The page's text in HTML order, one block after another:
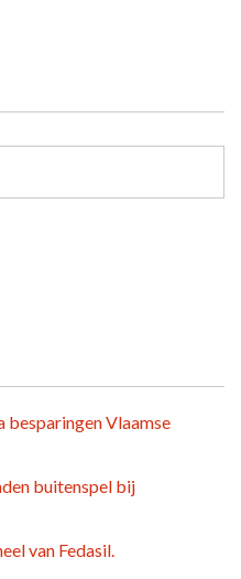
Vlaamse
buitenspel bij
van Fedasil.